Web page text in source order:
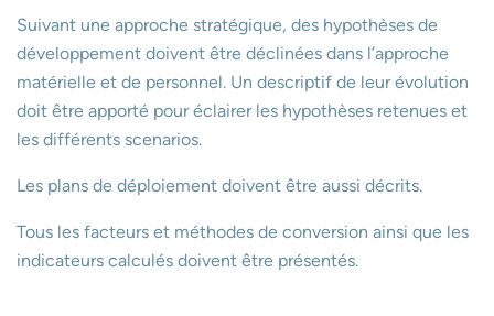
Suivant une approche stratégique, des hypothèses de
développement doivent être déclinées dans l’approche
matérielle et de personnel. Un descriptif de leur évolution
doit être apporté pour éclairer les hypothèses retenues et
les différents scenarios.
Les plans de déploiement doivent être aussi décrits.
Tous les facteurs et méthodes de conversion ainsi que les
indicateurs calculés doivent être présentés.